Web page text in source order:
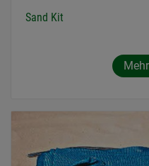
Sand Kit